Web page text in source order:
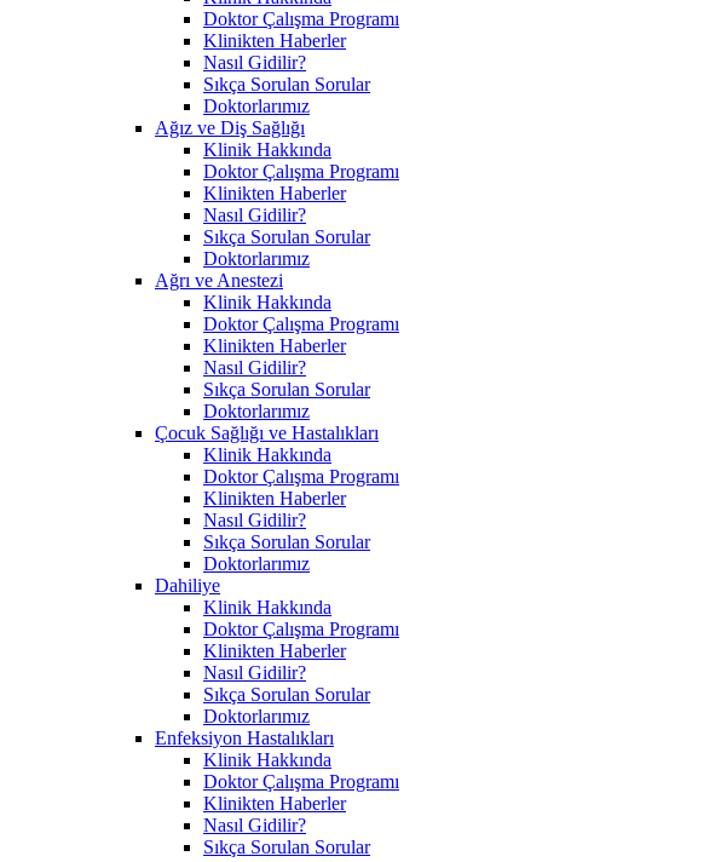
Doktor Çalışma Programı
Klinikten Haberler
Nasıl Gidilir?
Sıkça Sorulan Sorular
Doktorlarımız
Ağız ve Diş Sağlığı
Klinik Hakkında
Doktor Çalışma Programı
Klinikten Haberler
Nasıl Gidilir?
Sıkça Sorulan Sorular
Doktorlarımız
Ağrı ve Anestezi
Klinik Hakkında
Doktor Çalışma Programı
Klinikten Haberler
Nasıl Gidilir?
Sıkça Sorulan Sorular
Doktorlarımız
Çocuk Sağlığı ve Hastalıkları
Klinik Hakkında
Doktor Çalışma Programı
Klinikten Haberler
Nasıl Gidilir?
Sıkça Sorulan Sorular
Doktorlarımız
Dahiliye
Klinik Hakkında
Doktor Çalışma Programı
Klinikten Haberler
Nasıl Gidilir?
Sıkça Sorulan Sorular
Doktorlarımız
Enfeksiyon Hastalıkları
Klinik Hakkında
Doktor Çalışma Programı
Klinikten Haberler
Nasıl Gidilir?
Sıkça Sorulan Sorular